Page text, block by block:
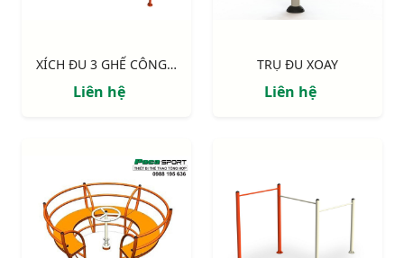
XÍCH ĐU 3 GHẾ CÔNG VIÊN
Liên hệ
TRỤ ĐU XOAY
Liên hệ